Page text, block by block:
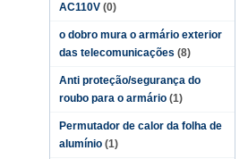
AC110V (0)
o dobro mura o armário exterior
das telecomunicações (8)
Anti proteção/segurança do
roubo para o armário (1)
Permutador de calor da folha de
alumínio (1)